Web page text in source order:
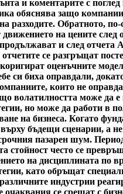
и коментарите с
обяснява защо
Обратното,
на цените
и след отчета
се разгръщат
оценъчните
си биха оправдали,
които не
волатилността може да
но може да работи в
на бизнеса. Когато
бъдещи сценарии, а
пазарен шум.
често се
на дисциплината по
като обръщат
индустрии